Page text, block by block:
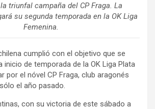
triunfal campaña del CP Fraga. La
su segunda temporada en la OK Liga
Femenina.
cumplió con el objetivo que se
inicio de temporada de la OK Liga Plata
por el nóvel CP Fraga, club aragonés
el año pasado.
con su victoria de este sábado a